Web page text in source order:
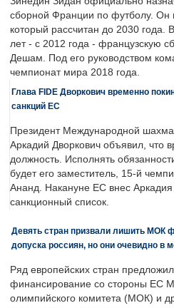
сборной Франции по футболу. Он
который рассчитан до 2030 года.
лет - с 2012 года - французскую
Дешам. Под его руководством
чемпионат мира 2018 года.
Глава FIDE Дворкович временно
санкций ЕС
Президент Международной
Аркадий Дворкович объявил, что
должность. Исполнять
будет его заместитель, 15-й
Ананд. Накануне ЕС внес Аркадия
санкционный список.
Девять стран призвали лишить МОК
допуска россиян, но они очевидно в
Ряд европейских стран
финансирование со стороны ЕС
олимпийского комитета (МОК) и